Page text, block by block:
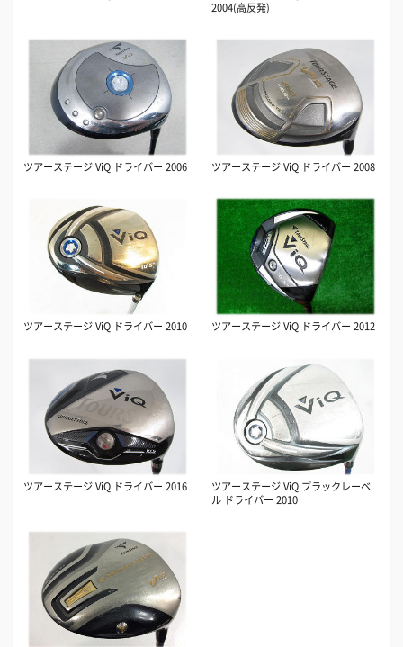
2004(高反発)
ツアーステージ ViQ ドライバー 2006 ツアーステージ ViQ ドライバー 2008
ツアーステージ ViQ ドライバー 2010 ツアーステージ ViQ ドライバー 2012
ツアーステージ ViQ ドライバー 2016
ツアーステージ ViQ ブラックレーベ
ル ドライバー 2010